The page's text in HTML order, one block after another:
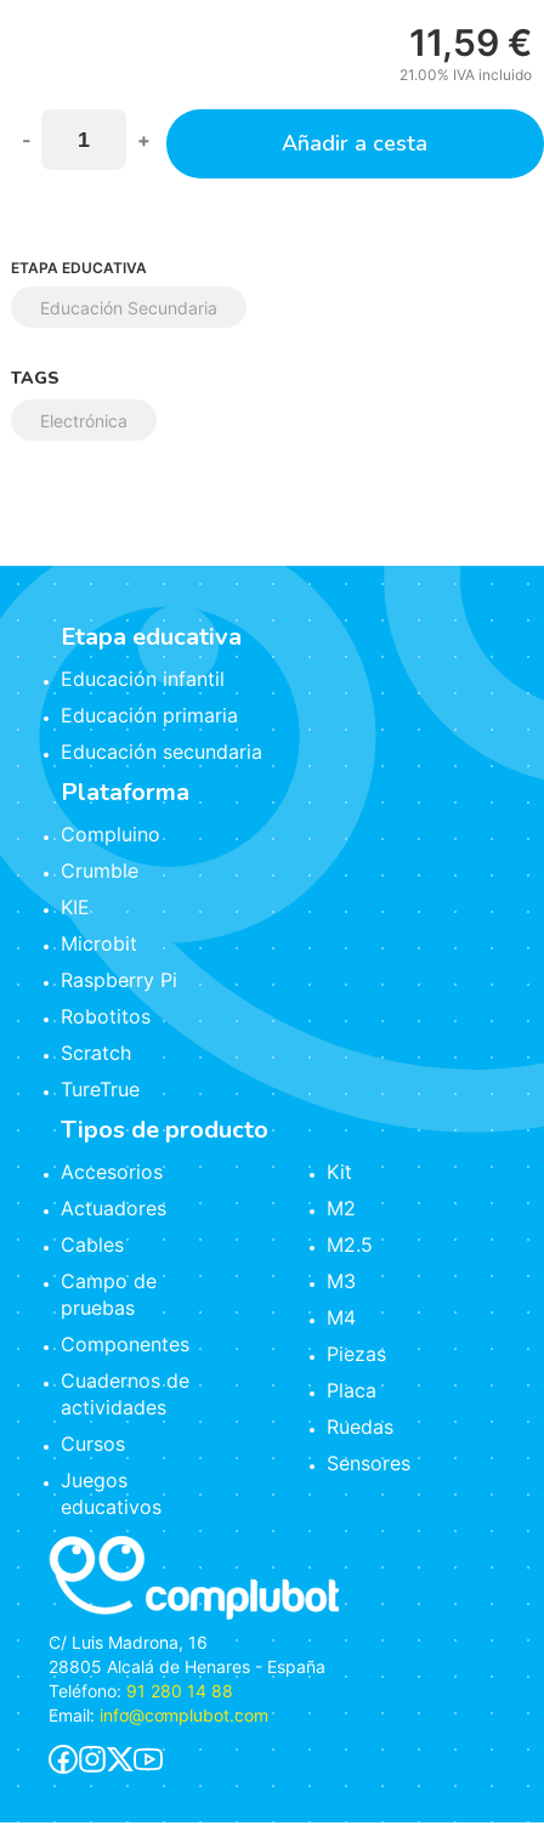
11,59 €
21.00% IVA incluido
- + Añadir a cesta
ETAPA EDUCATIVA
Educación Secundaria
TAGS
Electrónica
C/ Luis Madrona, 16
28805 Alcalá de Henares - España
Teléfono: 91 280 14 88
Email: info@complubot.com
Etapa educativa
Educación infantil
Educación primaria
Educación secundaria
Plataforma
Compluino
Crumble
KIE
Microbit
Raspberry Pi
Robotitos
Scratch
TureTrue
Tipos de producto
Accesorios
Actuadores
Cables
Campo de
pruebas
Componentes
Cuadernos de
actividades
Cursos
Juegos
educativos
Kit
M2
M2.5
M3
M4
Piezas
Placa
Ruedas
Sensores